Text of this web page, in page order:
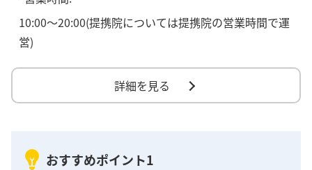
10:00～20:00(提携院については提携院の営業時間で運
営)
詳細を見る
おすすめポイント1